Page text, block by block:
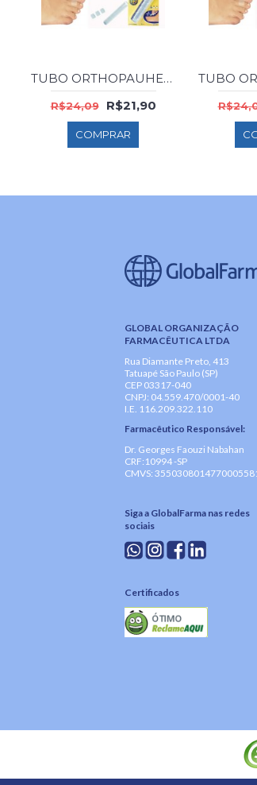
TUBO ORTHOPAUHER 4003 G RECO.P/CALOS SIL
R$24,09 R$21,90
COMPRAR
GLOBAL ORGANIZAÇÃO
FARMACÊUTICA LTDA
Rua Diamante Preto, 413
Tatuapé São Paulo (SP)
CEP 03317-040
CNPJ: 04.559.470/0001-40
I.E. 116.209.322.110
Farmacêutico Responsável:
Dr. Georges Faouzi Nabahan
CRF:10994 -SP
CMVS:
Siga a GlobalFarma nas redes
sociais
Certificados